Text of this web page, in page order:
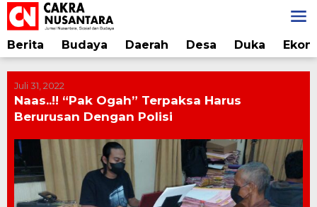
Lewati
ke
konten
Berita Budaya Daerah Desa Duka
Juli 31, 2022
Naas..!! “Pak Ogah” Terpaksa Harus
Berurusan Dengan Polisi